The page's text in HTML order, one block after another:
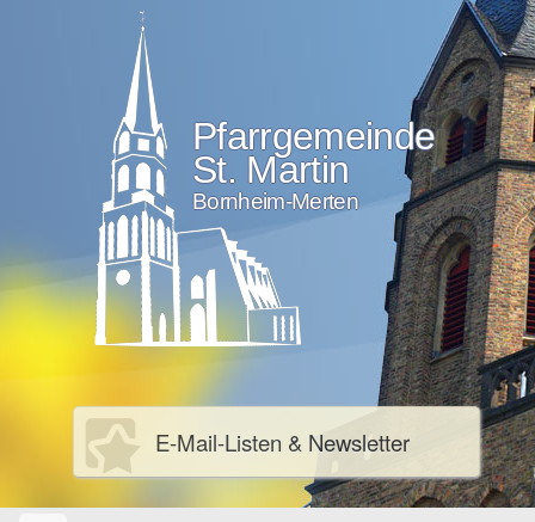
Pfarrgemeinde
St. Martin
Bornheim-Merten
E-Mail-Listen & Newsletter